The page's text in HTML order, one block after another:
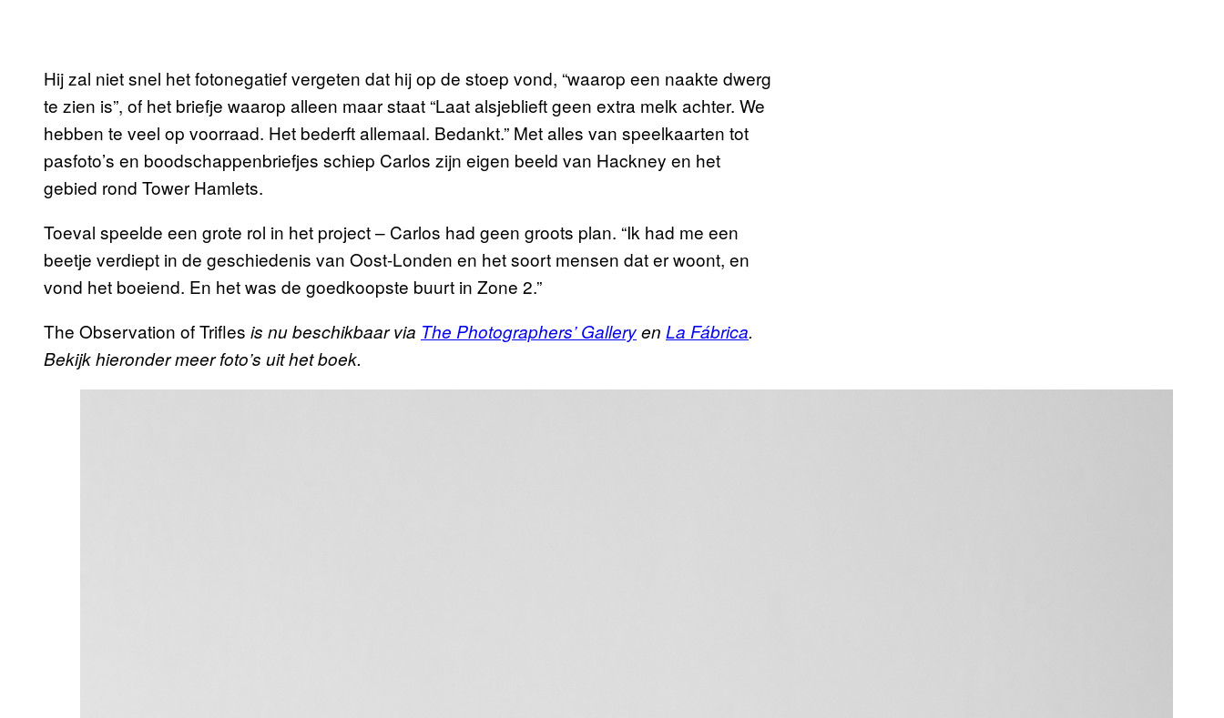
Hij zal niet snel het fotonegatief vergeten dat hij op de stoep vond, “waarop een naakte dwerg
te zien is”, of het briefje waarop alleen maar staat “Laat alsjeblieft geen extra melk achter. We
hebben te veel op voorraad. Het bederft allemaal. Bedankt.” Met alles van speelkaarten tot
pasfoto’s en boodschappenbriefjes schiep Carlos zijn eigen beeld van Hackney en het
gebied rond Tower Hamlets.
Toeval speelde een grote rol in het project – Carlos had geen groots plan. “Ik had me een
beetje verdiept in de geschiedenis van Oost-Londen en het soort mensen dat er woont, en
vond het boeiend. En het was de goedkoopste buurt in Zone 2.”
The Observation of Trifles is nu beschikbaar via The Photographers’ Galleryen La Fábrica.
Bekijk hieronder meer foto’s uit het boek.